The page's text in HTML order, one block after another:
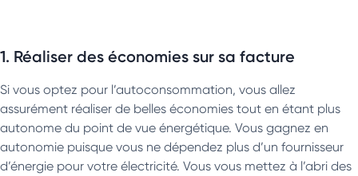
1. Réaliser des économies sur sa facture
Si vous optez pour l’autoconsommation, vous allez
assurément réaliser de belles économies tout en étant plus
autonome du point de vue énergétique. Vous gagnez en
autonomie puisque vous ne dépendez plus d’un fournisseur
d’énergie pour votre électricité. Vous vous mettez à l’abri des